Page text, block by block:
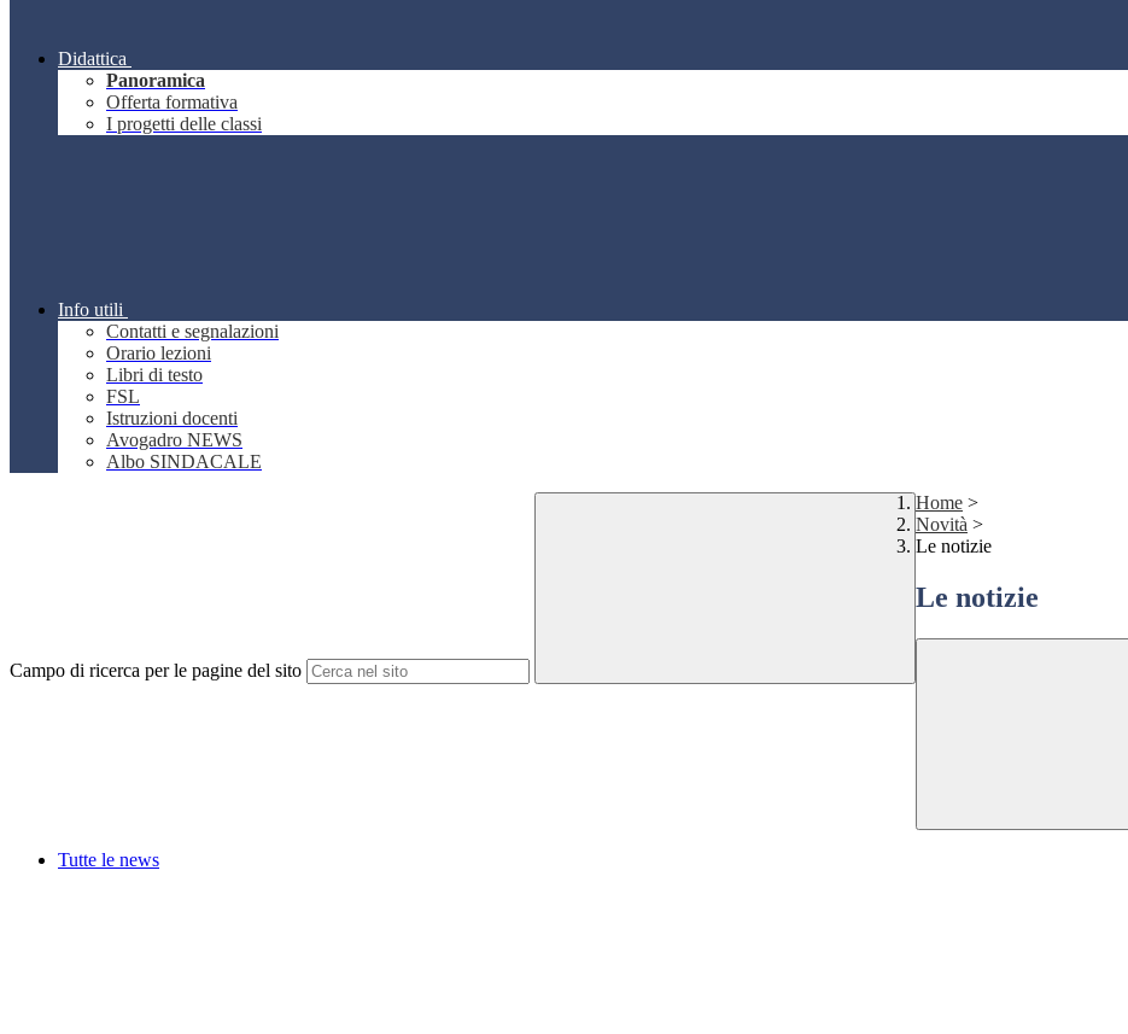
Didattica
Panoramica
Offerta formativa
I progetti delle classi
Info utili
Contatti e segnalazioni
Orario lezioni
Libri di testo
FSL
Istruzioni docenti
Avogadro NEWS
Albo SINDACALE
Campo di ricerca per le pagine del sito
Home >
Novità >
Le notizie
Le notizie
Tutte le news